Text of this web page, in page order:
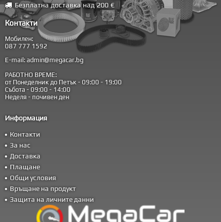
Безплатна доставка над 200 €
Контакти
Мобилен:
087 777 1592
E-mail: admin@megacar.bg
РАБОТНО ВРЕМЕ:
от Понеделник до Петък - 09:00 - 19:00
Събота - 09:00 - 14:00
Неделя - почивен ден
Информация
Контакти
За нас
Доставка
Плащане
Общи условия
Връщане на продукт
Защита на личните данни